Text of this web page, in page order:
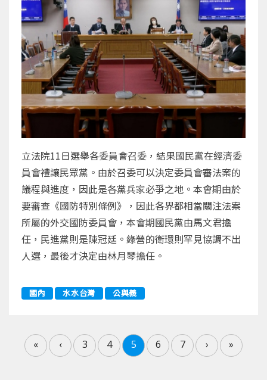
立法院11日選舉各委員會召委，結果國民黨在經濟委
員會禮讓民眾黨。由於召委可以決定委員會審法案的
議程與進度，因此是各黨兵家必爭之地。本會期由於
要審查《國防特別條例》，因此各界都相當關注法案
所屬的外交國防委員會，本會期國民黨由馬文君擔
任，民進黨則是陳冠廷。綠營的衛環則罕見協調不出
人選，最後才決定由林月琴擔任。
國內 水水台灣 公與義
« ‹ 3 4 5 6 7 › »